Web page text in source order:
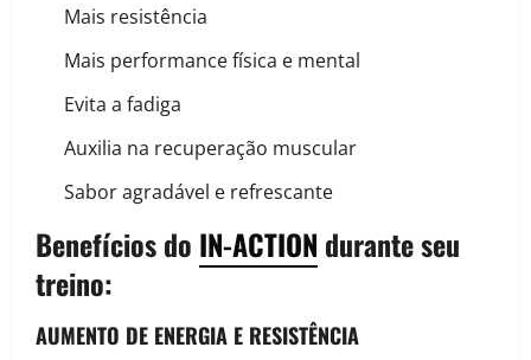
Mais resistência
Mais performance física e mental
Evita a fadiga
Auxilia na recuperação muscular
Sabor agradável e refrescante
Benefícios do IN-ACTION durante seu
treino:
AUMENTO DE ENERGIA E RESISTÊNCIA